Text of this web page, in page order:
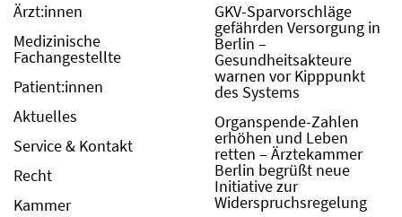
Ärzt:innen
Medizinische
Fachangestellte
Patient:innen
Aktuelles
Service & Kontakt
Recht
Kammer
GKV-Sparvorschläge
gefährden Versorgung in
Berlin –
Gesundheitsakteure
warnen vor Kipppunkt
des Systems
Organspende-Zahlen
erhöhen und Leben
retten – Ärztekammer
Berlin begrüßt neue
Initiative zur
Widerspruchsregelung